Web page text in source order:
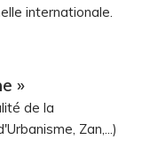
internationale.
»
de la
Zan,...)